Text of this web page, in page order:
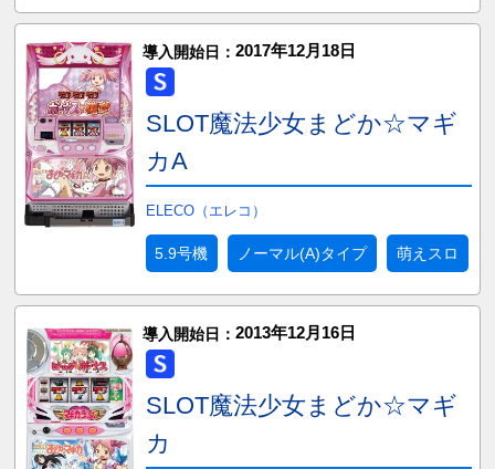
導入開始日： 2017年12月18日
SLOT魔法少女まどか☆マギ
カA
ELECO（エレコ）
5.9号機 ノーマル(A)タイプ 萌えスロ
導入開始日： 2013年12月16日
SLOT魔法少女まどか☆マギ
カ